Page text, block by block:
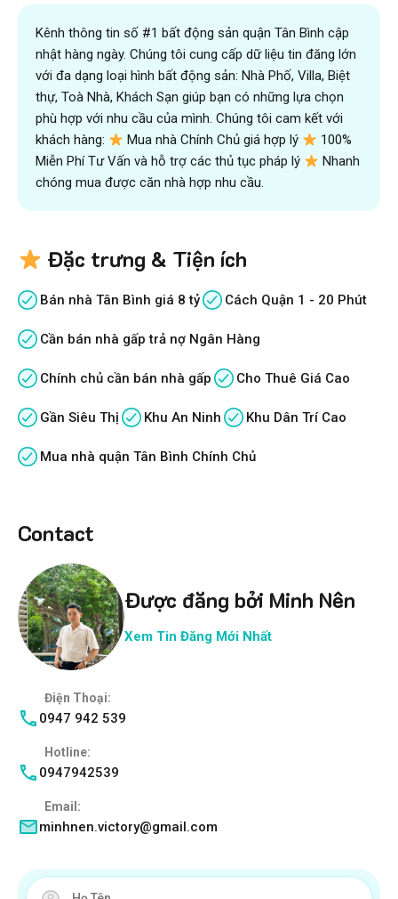
Kênh thông tin số #1 bất động sản quận Tân Bình cập
nhật hàng ngày. Chúng tôi cung cấp dữ liệu tin đăng lớn
với đa dạng loại hình bất động sản: Nhà Phố, Villa, Biệt
thự, Toà Nhà, Khách Sạn giúp bạn có những lựa chọn
phù hợp với nhu cầu của mình. Chúng tôi cam kết với
khách hàng:
Mua nhà Chính Chủ giá hợp lý
100%
Miễn Phí Tư Vấn và hỗ trợ các thủ tục pháp lý
Nhanh
chóng mua được căn nhà hợp nhu cầu.
Đặc trưng & Tiện ích
Bán nhà Tân Bình giá 8 tỷ Cách Quận 1 - 20 Phút
Cần bán nhà gấp trả nợ Ngân Hàng
Chính chủ cần bán nhà gấp Cho Thuê Giá Cao
Gần Siêu Thị Khu An Ninh Khu Dân Trí Cao
Mua nhà quận Tân Bình Chính Chủ
Contact
Được đăng bởi Minh Nên
Xem Tin Đăng Mới Nhất
Điện Thoại:
0947 942 539
Hotline:
0947942539
Email:
minhnen.victory@gmail.com